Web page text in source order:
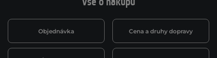
Objednávka Cena a druhy dopravy